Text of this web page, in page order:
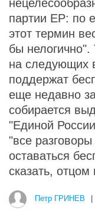
партии ЕР: по
этот термин
бы
на следующих
поддержат
еще недавно
собирается
"Единой
"все
оставаться
сказать,
Петр ГРИНЕВ